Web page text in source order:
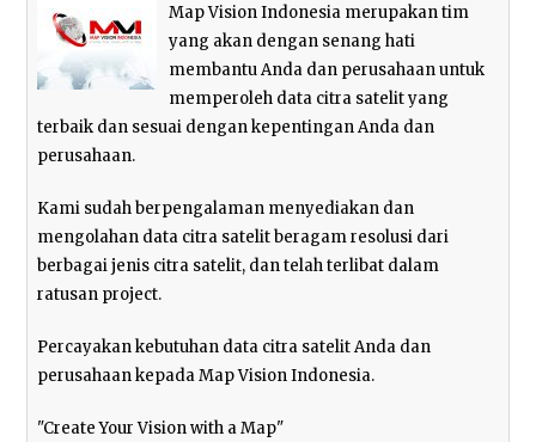
Map Vision Indonesia merupakan tim
yang akan dengan senang hati
membantu Anda dan perusahaan untuk
memperoleh data citra satelit yang
terbaik dan sesuai dengan kepentingan Anda dan
perusahaan.
Kami sudah berpengalaman menyediakan dan
mengolahan data citra satelit beragam resolusi dari
berbagai jenis citra satelit, dan telah terlibat dalam
ratusan project.
Percayakan kebutuhan data citra satelit Anda dan
perusahaan kepada Map Vision Indonesia.
"Create Your Vision with a Map"